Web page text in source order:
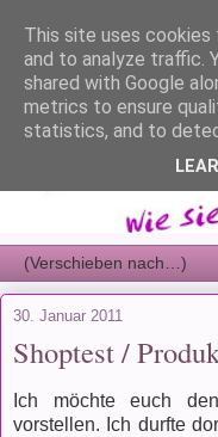
30. Januar 2011
Shoptest /
Ich möchte euch
vorstellen. Ich durfte
This site uses
and to analyze traffic.
shared with Google
metrics to ensure
statistics, and to